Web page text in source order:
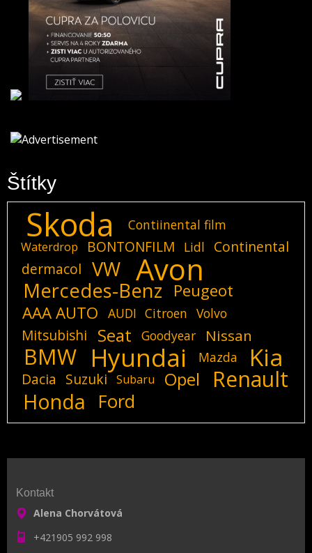
Štítky
Skoda Contiinental film
Waterdrop BONTONFILM Lidl
Continental
dermacol
VW Avon
Mercedes-Benz
Peugeot
AAA AUTO
AUDI Citroen Volvo
Mitsubishi Seat Goodyear Nissan
BMW Hyundai Mazda Kia
Dacia Suzuki Subaru Opel Renault
Honda Ford
Kontakt
Alena Chorvátová
+421905 992 998